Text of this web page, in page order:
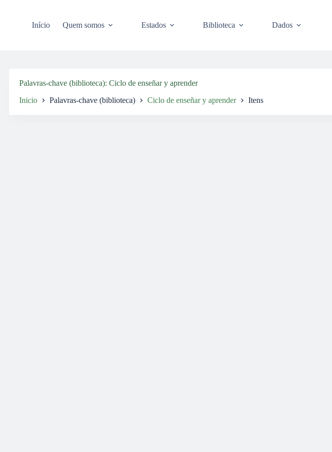
Início Quem somos Estados Biblioteca Dados
Palavras-chave (biblioteca) Ciclo de enseñar y aprender
Inicio Palavras-chave (biblioteca) Ciclo de enseñar y aprender Itens